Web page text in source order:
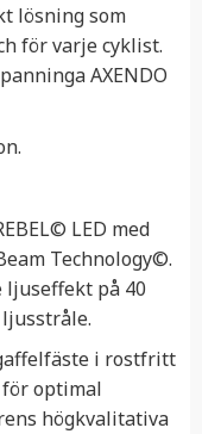
lösning som
för varje cyklist.
AXENDO
LED med
Technology©.
på 40
i rostfritt
optimal
högkvalitativa